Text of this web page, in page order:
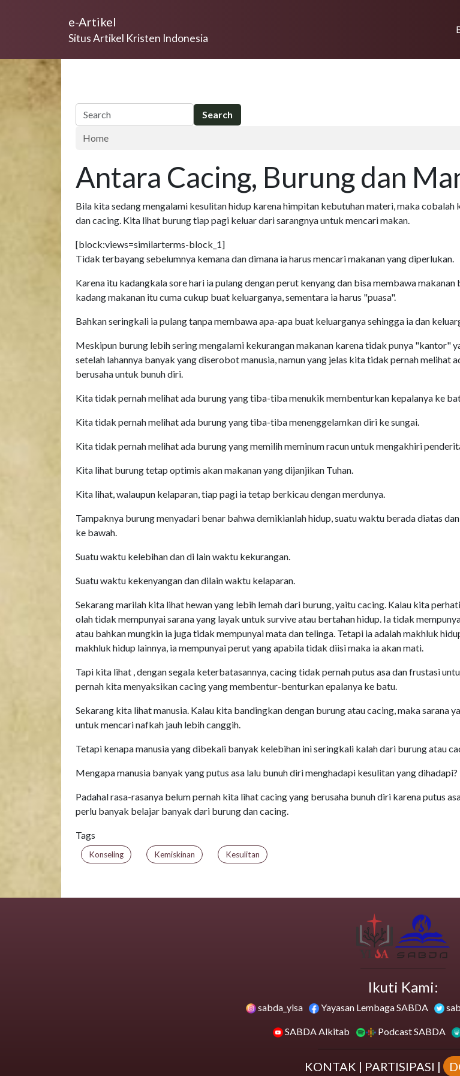
e-Artikel
Situs Artikel Kristen Indonesia
Home
Antara Cacing, Burung dan
Bila kita sedang mengalami kesulitan hidup karena himpitan kebutuhan materi, maka cobalah
dan cacing. Kita lihat burung tiap pagi keluar dari sarangnya untuk mencari makan.
[block:views=similarterms-block_1]
Tidak terbayang sebelumnya kemana dan dimana ia harus mencari makanan yang diperlukan.
Karena itu kadangkala sore hari ia pulang dengan perut kenyang dan bisa membawa
kadang makanan itu cuma cukup buat keluarganya, sementara ia harus "puasa".
Bahkan seringkali ia pulang tanpa membawa apa-apa buat keluarganya sehingga ia dan
Meskipun burung lebih sering mengalami kekurangan makanan karena tidak punya "kantor"
setelah lahannya banyak yang diserobot manusia, namun yang jelas kita tidak pernah melihat
berusaha untuk bunuh diri.
Kita tidak pernah melihat ada burung yang tiba-tiba menukik membenturkan kepalanya ke
Kita tidak pernah melihat ada burung yang tiba-tiba menenggelamkan diri ke sungai.
Kita tidak pernah melihat ada burung yang memilih meminum racun untuk mengakhiri
Kita lihat burung tetap optimis akan makanan yang dijanjikan Tuhan.
Kita lihat, walaupun kelaparan, tiap pagi ia tetap berkicau dengan merdunya.
Tampaknya burung menyadari benar bahwa demikianlah hidup, suatu waktu berada diatas
ke bawah.
Suatu waktu kelebihan dan di lain waktu kekurangan.
Suatu waktu kekenyangan dan dilain waktu kelaparan.
Sekarang marilah kita lihat hewan yang lebih lemah dari burung, yaitu cacing. Kalau kita
olah tidak mempunyai sarana yang layak untuk survive atau bertahan hidup. Ia tidak
atau bahkan mungkin ia juga tidak mempunyai mata dan telinga. Tetapi ia adalah makhluk
makhluk hidup lainnya, ia mempunyai perut yang apabila tidak diisi maka ia akan mati.
Tapi kita lihat , dengan segala keterbatasannya, cacing tidak pernah putus asa dan frustasi
pernah kita menyaksikan cacing yang membentur-benturkan epalanya ke batu.
Sekarang kita lihat manusia. Kalau kita bandingkan dengan burung atau cacing, maka sarana
untuk mencari nafkah jauh lebih canggih.
Tetapi kenapa manusia yang dibekali banyak kelebihan ini seringkali kalah dari burung atau
Mengapa manusia banyak yang putus asa lalu bunuh diri menghadapi kesulitan yang dihadapi?
Padahal rasa-rasanya belum pernah kita lihat cacing yang berusaha bunuh diri karena putus
perlu banyak belajar banyak dari burung dan cacing.
Tags
Konseling Kemiskinan Kesulitan
Ikuti Kami:
sabda_ylsa Yayasan Lembaga SABDA
SABDA Alkitab Podcast SABDA
KONTAK | PARTISIPASI |